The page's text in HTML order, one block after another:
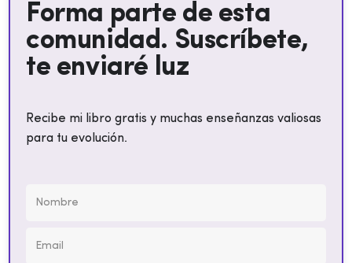
Forma parte de esta
comunidad. Suscríbete,
te enviaré luz
Recibe mi libro gratis y muchas enseñanzas valiosas
para tu evolución.